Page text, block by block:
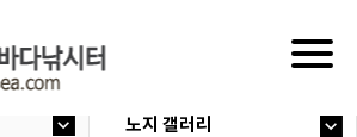
노지 갤러리